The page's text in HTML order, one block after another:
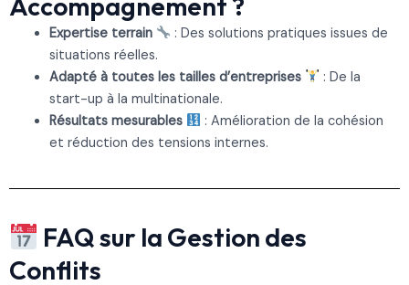
Expertise terrain
: Des solutions pratiques issues de
situations réelles.
Adapté à toutes les tailles d’entreprises
: De la
start-up à la multinationale.
Résultats mesurables
: Amélioration de la cohésion
et réduction des tensions internes.
FAQ sur la Gestion des
Conflits